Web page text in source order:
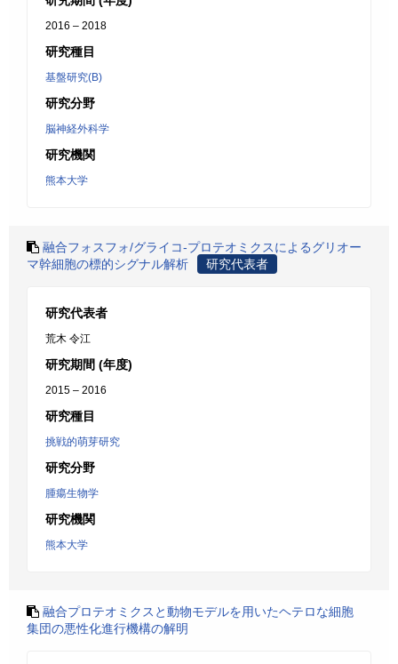
2016 – 2018
研究種目
基盤研究(B)
研究分野
脳神経外科学
研究機関
熊本大学
融合フォスフォ/グライコ-プロテオミクスによるグリオー
マ幹細胞の標的シグナル解析
研究代表者
研究代表者
荒木 令江
研究期間 (年度)
2015 – 2016
研究種目
挑戦的萌芽研究
研究分野
腫瘍生物学
研究機関
熊本大学
融合プロテオミクスと動物モデルを用いたヘテロな細胞
集団の悪性化進行機構の解明